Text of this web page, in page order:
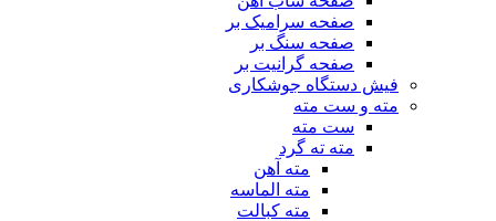
صفحه سرامیک بر
صفحه سنگ بر
صفحه گرانیت بر
فیش دستگاه جوشکاری
مته و ست مته
ست مته
مته ته گرد
مته آهن
مته الماسه
مته کبالت